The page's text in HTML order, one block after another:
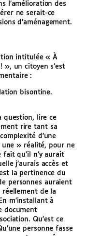
l’amélioration des
ne serait-ce
d’aménagement.
intitulée « À
», un citoyen s’est
:
bisontine.
question, lire ce
rire tant sa
d’une
» réalité, pour ne
qu’il n’y aurait
j’aurais accès et
la pertinence du
personnes auraient
réellement de la
m’installant à
document
Qu’est ce
personne fasse